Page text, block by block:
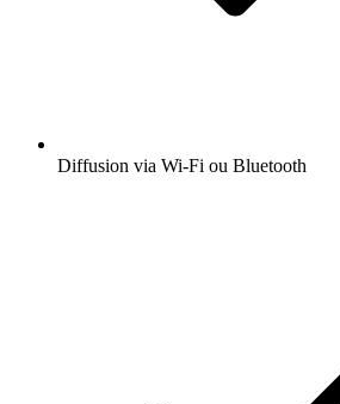
Diffusion via Wi-Fi ou Bluetooth